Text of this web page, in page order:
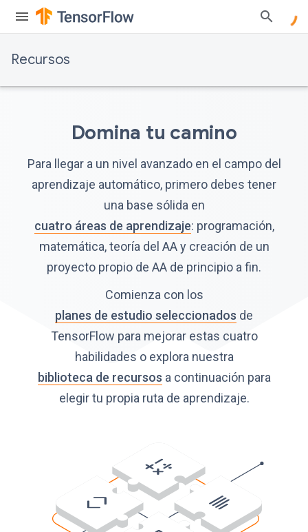
Recursos
Domina tu camino
Para llegar a un nivel avanzado en el campo del
aprendizaje automático, primero debes tener
una base sólida en
cuatro áreas de aprendizaje: programación,
matemática, teoría del AA y creación de un
proyecto propio de AA de principio a fin.
Comienza con los
planes de estudio seleccionados de
TensorFlow para mejorar estas cuatro
habilidades o explora nuestra
biblioteca de recursos a continuación para
elegir tu propia ruta de aprendizaje.